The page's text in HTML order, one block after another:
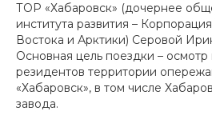
ТОР «Хабаровск» (дочернее
института развития –
Востока и Арктики) Серовой
Основная цель поездки – осмотр
резидентов территории
«Хабаровск», в том числе
завода.